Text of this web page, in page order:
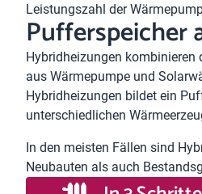
Leistungszahl der
Pufferspeicher
Hybridheizungen kombinieren
aus Wärmepumpe und
Hybridheizungen bildet ein
unterschiedlichen
In den meisten Fällen sind
Neubauten als auch